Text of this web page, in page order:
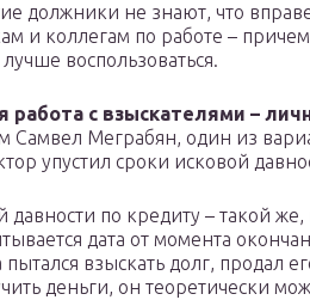
должники не знают, что
и коллегам по работе –
воспользоваться.
работа с взыскателями –
Самвел Меграбян, один из
упустил сроки исковой
давности по кредиту – такой
дата от момента
пытался взыскать долг, продал
деньги, он теоретически